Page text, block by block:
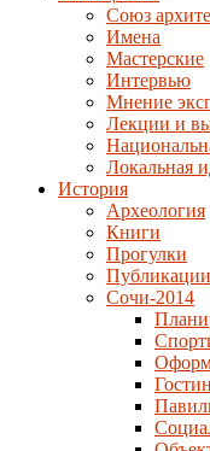
Союз
Имена
Мастерские
Интервью
Мнение
Лекции и
Локальная
История
Археология
Книги
Прогулки
Публикации
Сочи-2014